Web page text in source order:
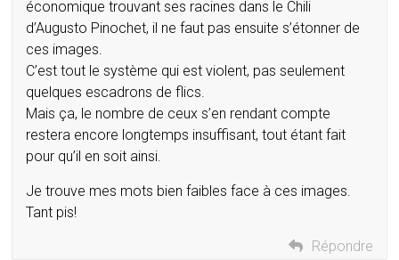
économique trouvant ses racines dans le Chili
d’Augusto Pinochet, il ne faut pas ensuite s’étonner de
ces images.
C’est tout le système qui est violent, pas seulement
quelques escadrons de flics.
Mais ça, le nombre de ceux s’en rendant compte
restera encore longtemps insuffisant, tout étant fait
pour qu’il en soit ainsi.
Je trouve mes mots bien faibles face à ces images.
Tant pis!
Répondre